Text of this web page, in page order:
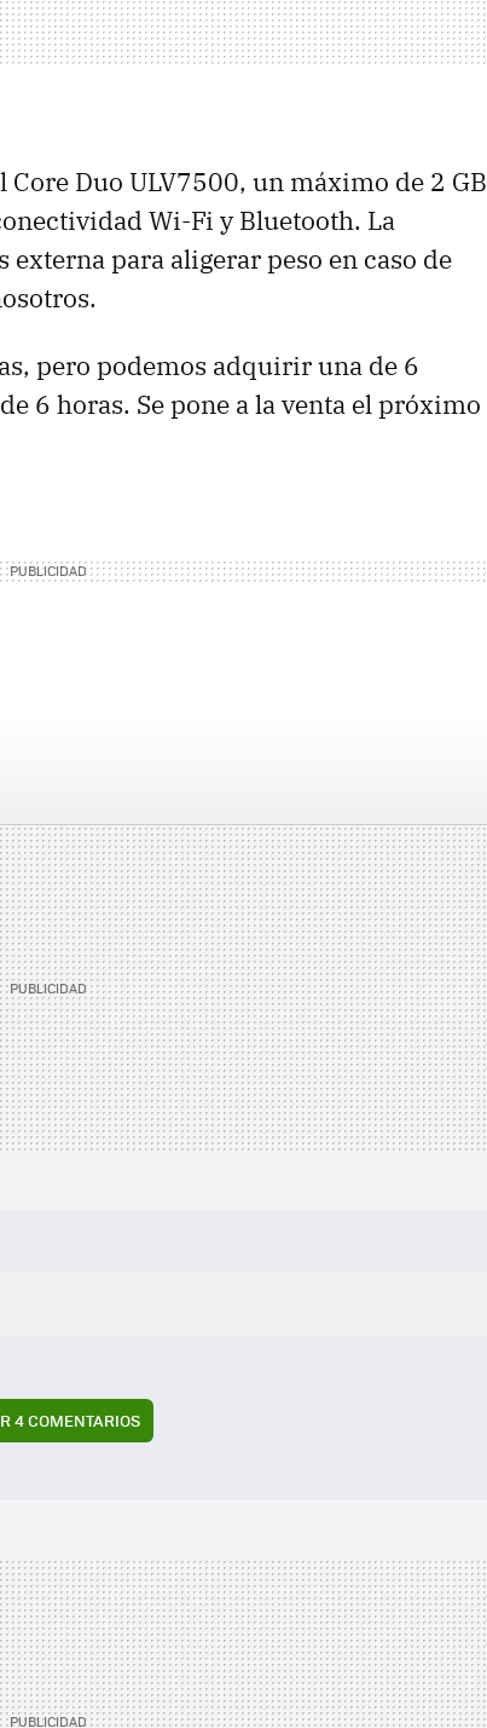
Duo ULV7500, un máximo de 2 GB
Wi-Fi y Bluetooth. La
externa para aligerar peso en caso de
pero podemos adquirir una de 6
6 horas. Se pone a la venta el próximo
4 COMENTARIOS